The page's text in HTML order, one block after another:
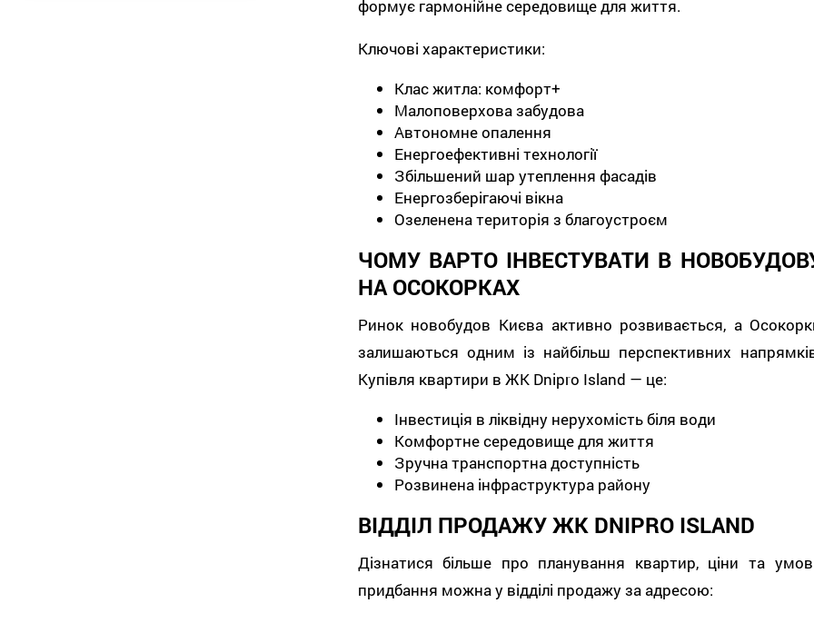
формує гармонійне середовище для життя.
Ключові характеристики:
Клас житла: комфорт+
Малоповерхова забудова
Автономне опалення
Енергоефективні технології
Збільшений шар утеплення фасадів
Енергозберігаючі вікна
Озеленена територія з благоустроєм
ЧОМУ ВАРТО ІНВЕСТУВАТИ В
НА ОСОКОРКАХ
Ринок новобудов Києва активно розвивається, а
залишаються одним із найбільш перспективних
Купівля квартири в ЖК Dnipro Island — це:
Інвестиція в ліквідну нерухомість біля води
Комфортне середовище для життя
Зручна транспортна доступність
Розвинена інфраструктура району
ВІДДІЛ ПРОДАЖУ ЖК DNIPRO ISLAND
Дізнатися більше про планування квартир, ціни та
придбання можна у відділі продажу за адресою: